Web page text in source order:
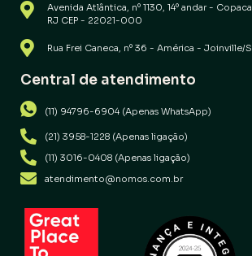
Avenida Atlântica, nº 1130, 14º andar -
RJ CEP - 22021-000
Rua Frei Caneca, nº 36 - América - Joinville/
Central de atendimento
(11) 94796-6904 (Apenas WhatsApp)
(21) 3958-1228 (Apenas ligação)
(11) 3016-0408 (Apenas ligação)
atendimento@nomos.com.br